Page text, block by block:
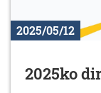
2025/05/12
2025ko